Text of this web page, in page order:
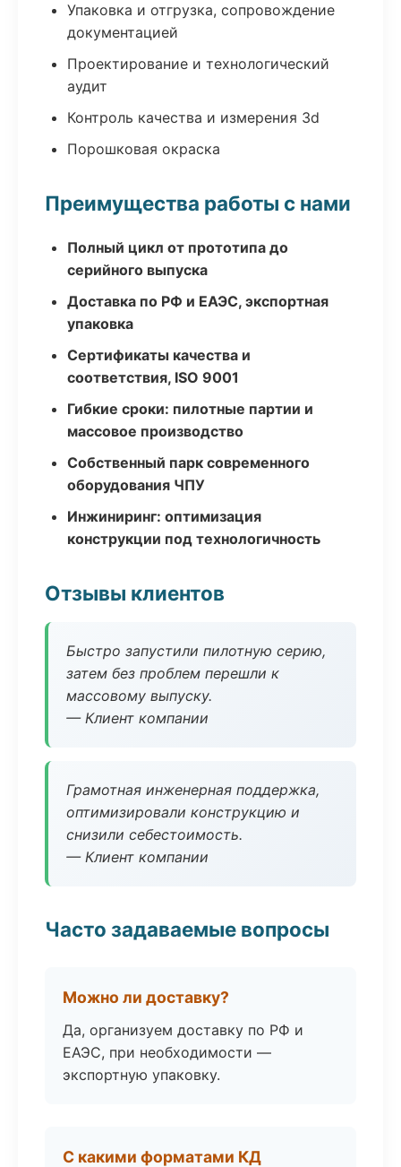
Упаковка и отгрузка, сопровождение
документацией
Проектирование и технологический
аудит
Контроль качества и измерения 3d
Порошковая окраска
Преимущества работы с нами
Полный цикл от прототипа до
серийного выпуска
Доставка по РФ и ЕАЭС, экспортная
упаковка
Сертификаты качества и
соответствия, ISO 9001
Гибкие сроки: пилотные партии и
массовое производство
Собственный парк современного
оборудования ЧПУ
Инжиниринг: оптимизация
конструкции под технологичность
Отзывы клиентов
Быстро запустили пилотную серию,
затем без проблем перешли к
массовому выпуску.
— Клиент компании
Грамотная инженерная поддержка,
оптимизировали конструкцию и
снизили себестоимость.
— Клиент компании
Часто задаваемые вопросы
Можно ли доставку?
Да, организуем доставку по РФ и
ЕАЭС, при необходимости —
экспортную упаковку.
С какими форматами КД